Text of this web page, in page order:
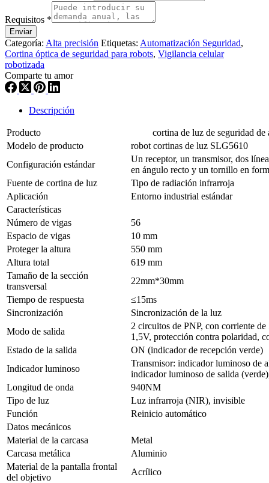
Requisitos *
Enviar
Categoría: Alta precisión Etiquetas: Automatización Seguridad,
Cortina óptica de seguridad para robots, Vigilancia celular
robotizada
Comparte tu amor
Descripción
Producto
cortina de luz de seguridad de
Modelo de producto
robot cortinas de luz SLG5610
Configuración estándar
Un receptor, un transmisor, dos
en ángulo recto y un tornillo en
Fuente de cortina de luz
Tipo de radiación infrarroja
Aplicación
Entorno industrial estándar
Características
Número de vigas
56
Espacio de vigas
10 mm
Proteger la altura
550 mm
Altura total
619 mm
Tamaño de la sección
transversal
22mm*30mm
Tiempo de respuesta
≤15ms
Sincronización
Sincronización de la luz
Modo de salida
2 circuitos de PNP, con corriente
1,5V, protección contra polaridad,
Estado de la salida
ON (indicador de recepción verde)
Indicador luminoso
Transmisor: indicador luminoso de
indicador luminoso de salida
Longitud de onda
940NM
Tipo de luz
Luz infrarroja (NIR), invisible
Función
Reinicio automático
Datos mecánicos
Material de la carcasa
Metal
Carcasa metálica
Aluminio
Material de la pantalla frontal
del objetivo
Acrílico